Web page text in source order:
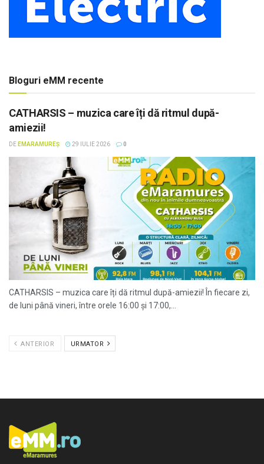
Bloguri eMM recente
CATHARSIS – muzica care îți dă ritmul după-
amiezii!
DE EMARAMUREȘ 29 IULIE 2026 0
CATHARSIS – muzica care îți dă ritmul după-amiezii! În fiecare zi,
de luni până vineri, între orele 16:00 și 17:00,...
ANTERIOR URMATOR